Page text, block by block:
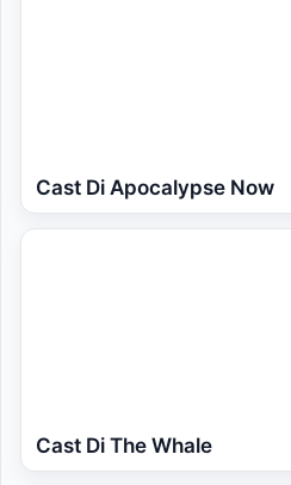
Cast Di Apocalypse Now
Cast Di The Whale